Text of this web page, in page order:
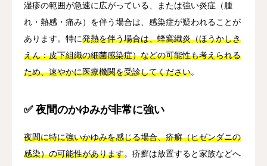
湿疹の範囲が急速に広がっている、または強い炎症（腫
れ・熱感・痛み）を伴う場合は、感染症が疑われることが
あります。特に発熱を伴う場合は、蜂窩織炎（ほうかしき
えん：皮下組織の細菌感染症）などの可能性も考えられる
ため、速やかに医療機関を受診してください。
✅ 夜間のかゆみが非常に強い
夜間に特に強いかゆみを感じる場合、疥癬（ヒゼンダニの
感染）の可能性があります。疥癬は放置すると家族などへ